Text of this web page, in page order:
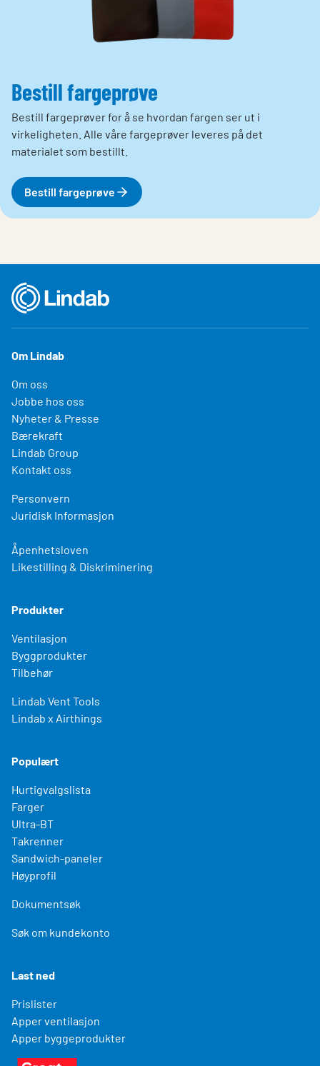
Bestill fargeprøve
Bestill fargeprøver for å se hvordan fargen ser ut i
virkeligheten. Alle våre fargeprøver leveres på det
materialet som bestillt.
Bestill fargeprøve
Om Lindab
Om oss
Jobbe hos oss
Nyheter & Presse
Bærekraft
Lindab Group
Kontakt oss
Personvern
Juridisk Informasjon
Åpenhetsloven
Likestilling & Diskriminering
Produkter
Ventilasjon
Byggprodukter
Tilbehør
Lindab Vent Tools
Lindab x Airthings
Populært
Hurtigvalgslista
Farger
Ultra-BT
Takrenner
Sandwich-paneler
Høyprofil
Dokumentsøk
Søk om kundekonto
Last ned
Prislister
Apper ventilasjon
Apper byggeprodukter